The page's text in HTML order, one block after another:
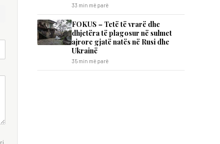
33 min më parë
FOKUS – Tetë të vrarë dhe
dhjetëra të plagosur në sulmet
ajrore gjatë natës në Rusi dhe
Ukrainë
35 min më parë